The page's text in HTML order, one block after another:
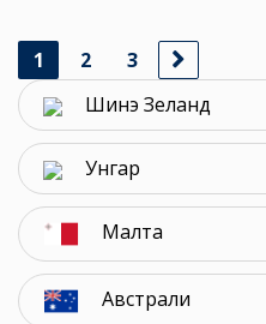
1 2
3
Шинэ Зеланд
Унгар
Малта
Австрали